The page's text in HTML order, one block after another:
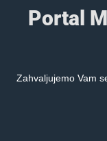
Portal
Zahvaljujemo Vam